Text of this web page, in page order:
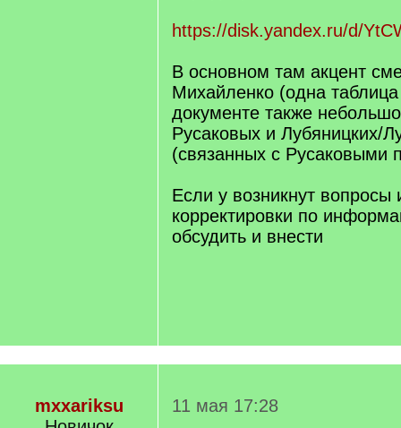
https://disk.yandex.ru/d/
В основном там акцент
Михайленко (одна
документе также
Русаковых и Лубяницких/
(связанных с Русаковыми
Если у возникнут вопросы
корректировки по
обсудить и внести
mxxariksu
11 мая 17:28